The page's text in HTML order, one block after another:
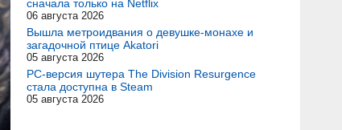
сначала только на Netflix
06 августа 2026
Вышла метроидвания о девушке-монахе и
загадочной птице Akatori
05 августа 2026
PC-версия шутера The Division Resurgence
стала доступна в Steam
05 августа 2026